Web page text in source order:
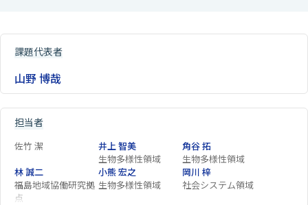
課題代表者
山野 博哉
担当者
佐竹 潔
井上 智美
生物多様性領域
角谷 拓
生物多様性領域
林 誠二
福島地域協働研究拠
点
小熊 宏之
生物多様性領域
岡川 梓
社会システム領域